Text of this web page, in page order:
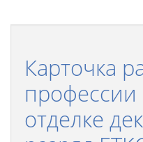
Карточка
отделке